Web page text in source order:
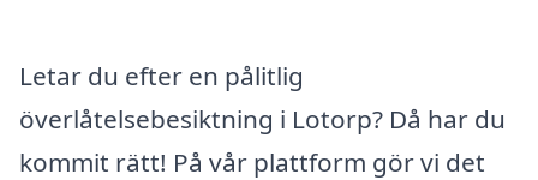
Letar du efter en pålitlig
överlåtelsebesiktning i Lotorp? Då har du
kommit rätt! På vår plattform gör vi det